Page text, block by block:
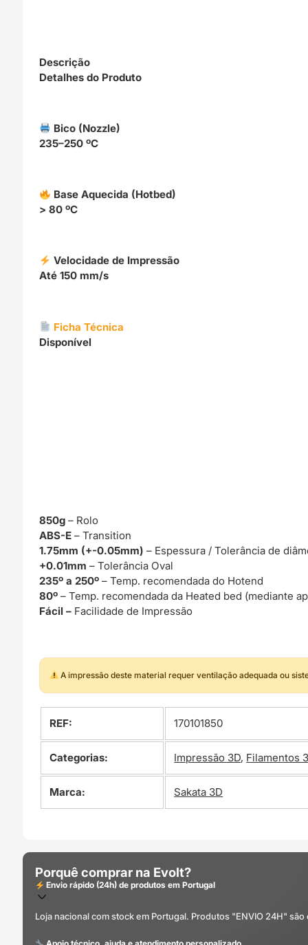
Descrição
Detalhes do Produto
Bico (Nozzle)
235–250 ºC
Base Aquecida (Hotbed)
> 80 ºC
Velocidade de Impressão
Até 150 mm/s
Ficha Técnica
Disponível
850g – Rolo
ABS-E– Transition
1.75mm (+-0.05mm)– Espessura / Tolerância de
+0.01mm– Tolerância Oval
235º a 250º– Temp. recomendada do Hotend
80º– Temp. recomendada da Heated bed (mediante
Fácil – Facilidade de Impressão
A impressão deste material requer ventilação adequada ou
REF: 170101850
Categorias: Impressão 3D, Filamentos
Marca: Sakata 3D
Porquê comprar na Evolt?
Envio rápido (24h) de produtos em Portugal
Loja nacional com stock em Portugal. Produtos "ENVIO 24H"